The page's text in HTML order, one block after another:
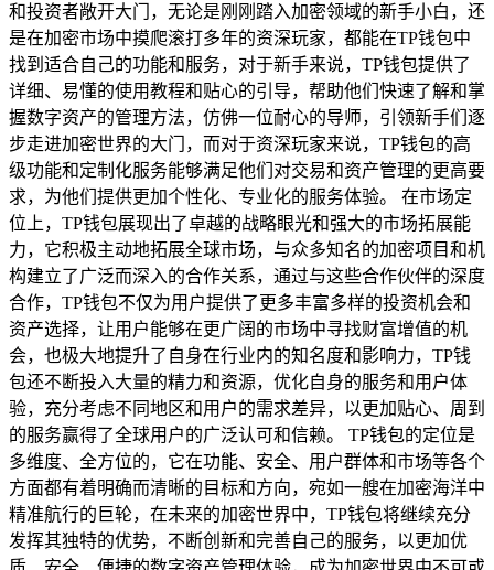
和投资者敞开大门，无论是刚刚踏入加密领域的新手小白，还
是在加密市场中摸爬滚打多年的资深玩家，都能在TP钱包中
找到适合自己的功能和服务，对于新手来说，TP钱包提供了
详细、易懂的使用教程和贴心的引导，帮助他们快速了解和掌
握数字资产的管理方法，仿佛一位耐心的导师，引领新手们逐
步走进加密世界的大门，而对于资深玩家来说，TP钱包的高
级功能和定制化服务能够满足他们对交易和资产管理的更高要
求，为他们提供更加个性化、专业化的服务体验。 在市场定
位上，TP钱包展现出了卓越的战略眼光和强大的市场拓展能
力，它积极主动地拓展全球市场，与众多知名的加密项目和机
构建立了广泛而深入的合作关系，通过与这些合作伙伴的深度
合作，TP钱包不仅为用户提供了更多丰富多样的投资机会和
资产选择，让用户能够在更广阔的市场中寻找财富增值的机
会，也极大地提升了自身在行业内的知名度和影响力，TP钱
包还不断投入大量的精力和资源，优化自身的服务和用户体
验，充分考虑不同地区和用户的需求差异，以更加贴心、周到
的服务赢得了全球用户的广泛认可和信赖。 TP钱包的定位是
多维度、全方位的，它在功能、安全、用户群体和市场等各个
方面都有着明确而清晰的目标和方向，宛如一艘在加密海洋中
精准航行的巨轮，在未来的加密世界中，TP钱包将继续充分
发挥其独特的优势，不断创新和完善自己的服务，以更加优